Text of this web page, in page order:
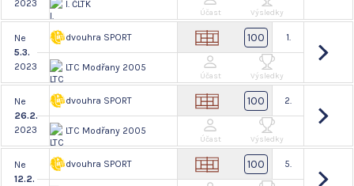
2023
I. ČLTK
Účast Výsledky
Ne
5.3.
2023
dvouhra SPORT
LTC Modřany 2005
100 1.
Účast Výsledky
Ne
26.2.
2023
dvouhra SPORT
LTC Modřany 2005
100 2.
Účast Výsledky
Ne
12.2.
dvouhra SPORT 100 5.